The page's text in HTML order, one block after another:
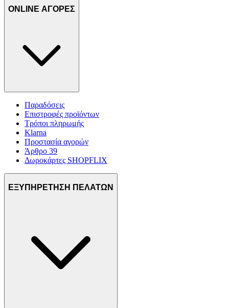
ONLINE ΑΓΟΡΕΣ
Παραδόσεις
Επιστροφές προϊόντων
Τρόποι πληρωμής
Klarna
Προστασία αγορών
Άρθρο 39
Δωροκάρτες SHOPFLIX
ΕΞΥΠΗΡΕΤΗΣΗ ΠΕΛΑΤΩΝ